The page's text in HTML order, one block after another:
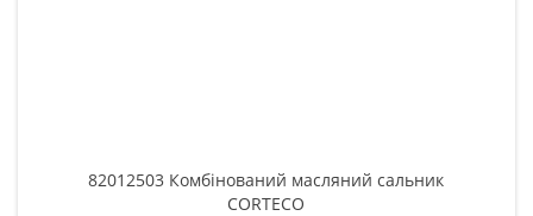
82012503 Комбінований масляний сальник
CORTECO